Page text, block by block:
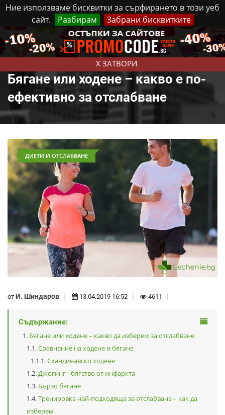
Ние използваме бисквитки за сърфирането в този уеб
сайт.
Разбирам Забрани бисквитките
X ЗАТВОРИ
Петък, 7 Август, 2026 Реклама Контакти
Бягане или ходене – какво е по-
ефективно за отслабване
ДИЕТИ И ОТСЛАБВАНЕ
от И. Шиндаров 13.04.2019 16:52 4611
Съдържание:
Бягане или ходене – какво да изберем за отслабване
Сравнение на ходене и бягане
Скандинавско ходене
Джогинг - бягство от инфаркта
Бързо бягане
Тренировка най-подходяща за отслабване – как да
изберем